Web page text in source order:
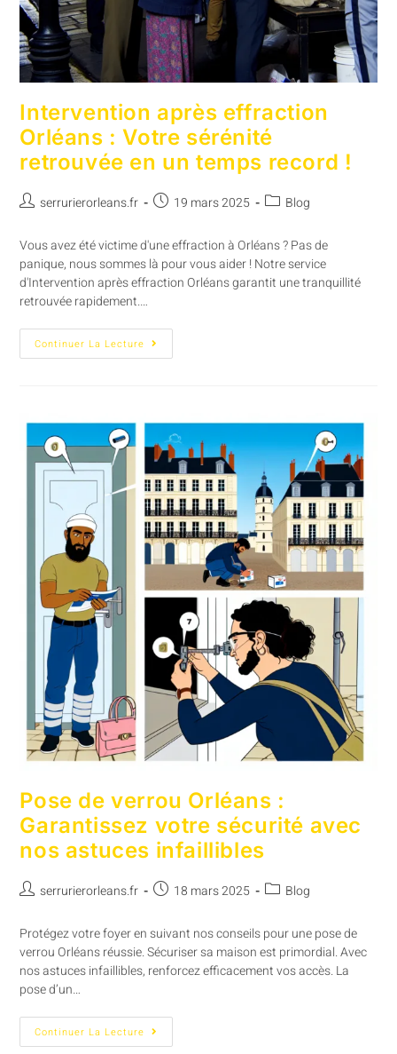
Intervention après effraction
Orléans : Votre sérénité
retrouvée en un temps record !
serrurierorleans.fr 19 mars 2025 Blog
Vous avez été victime d'une effraction à Orléans ? Pas de
panique, nous sommes là pour vous aider ! Notre service
d'Intervention après effraction Orléans garantit une tranquillité
retrouvée rapidement.…
Continuer La Lecture
Pose de verrou Orléans :
Garantissez votre sécurité avec
nos astuces infaillibles
serrurierorleans.fr 18 mars 2025 Blog
Protégez votre foyer en suivant nos conseils pour une pose de
verrou Orléans réussie. Sécuriser sa maison est primordial. Avec
nos astuces infaillibles, renforcez efficacement vos accès. La
pose d’un…
Continuer La Lecture